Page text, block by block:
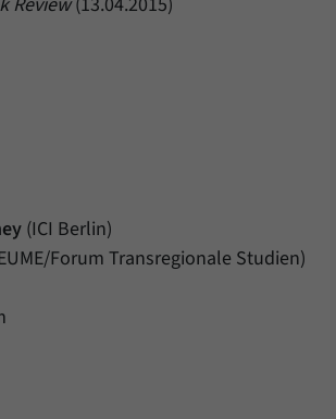
(ICI Berlin)
Forum Transregionale Studien)